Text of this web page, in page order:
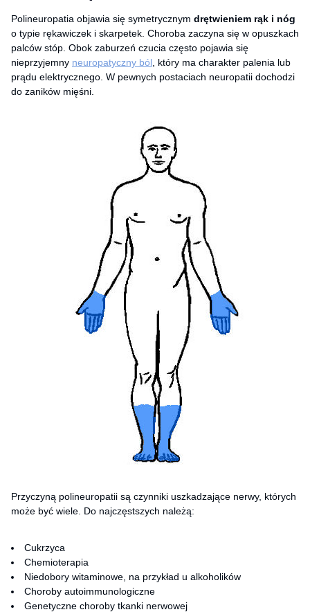
Polineuropatia objawia się symetrycznym drętwieniem rąk i nóg
o typie rękawiczek i skarpetek. Choroba zaczyna się w opuszkach
palców stóp. Obok zaburzeń czucia często pojawia się
nieprzyjemny neuropatyczny ból , który ma charakter palenia lub
prądu elektrycznego. W pewnych postaciach neuropatii dochodzi
do zaników mięśni.
Przyczyną polineuropatii są czynniki uszkadzające nerwy, których
może być wiele. Do najczęstszych należą:
Cukrzyca
Chemioterapia
Niedobory witaminowe, na przykład u alkoholików
Choroby autoimmunologiczne
Genetyczne choroby tkanki nerwowej